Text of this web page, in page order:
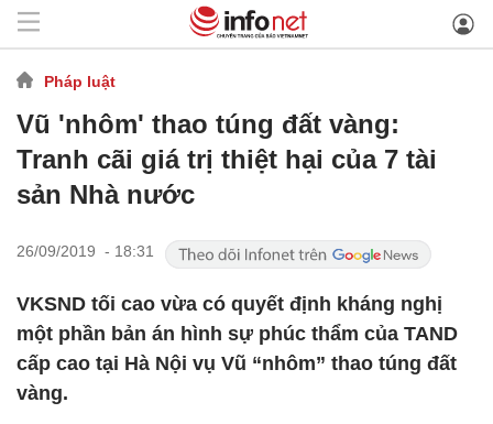
Pháp luật
Vũ 'nhôm' thao túng đất vàng:
Tranh cãi giá trị thiệt hại của 7 tài
sản Nhà nước
26/09/2019 - 18:31
VKSND tối cao vừa có quyết định kháng nghị
một phần bản án hình sự phúc thẩm của TAND
cấp cao tại Hà Nội vụ Vũ “nhôm” thao túng đất
vàng.